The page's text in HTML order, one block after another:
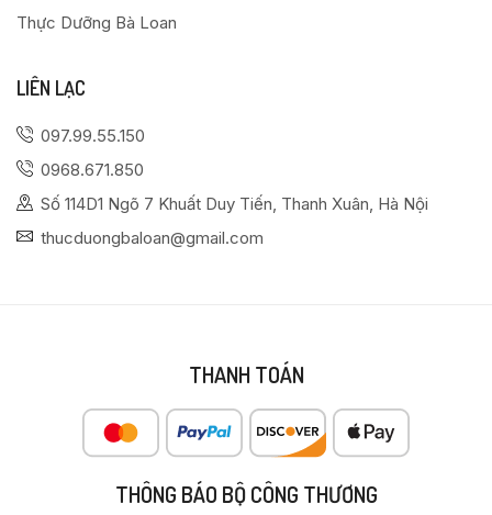
Thực Dưỡng Bà Loan
LIÊN LẠC
097.99.55.150
0968.671.850
Số 114D1 Ngõ 7 Khuất Duy Tiến, Thanh Xuân, Hà Nội
thucduongbaloan@gmail.com
THANH TOÁN
THÔNG BÁO BỘ CÔNG THƯƠNG